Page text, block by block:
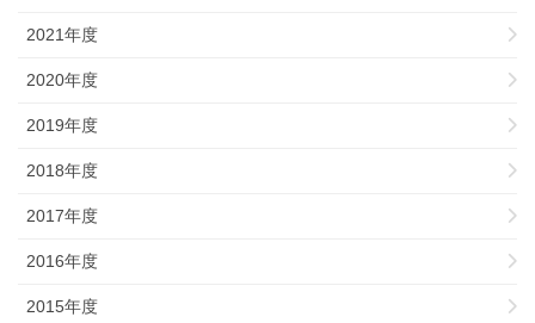
2021年度
2020年度
2019年度
2018年度
2017年度
2016年度
2015年度